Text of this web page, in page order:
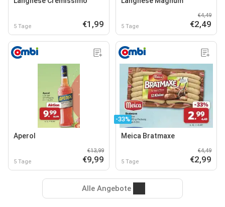
5 Tage €1,99 5 Tage
€4,49
€2,49
Aperol
5 Tage
€13,99
€9,99
-33%
Meica Bratmaxe
5 Tage
€4,49
€2,99
Alle Angebote